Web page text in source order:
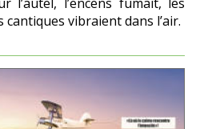
cantiques vibraient dans l’air.